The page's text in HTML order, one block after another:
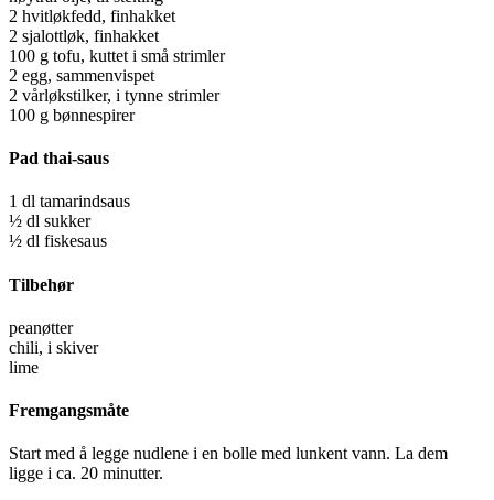
2 hvitløkfedd, finhakket
2 sjalottløk, finhakket
100 g tofu, kuttet i små strimler
2 egg, sammenvispet
2 vårløkstilker, i tynne strimler
100 g bønnespirer
Pad thai-saus
1 dl tamarindsaus
½ dl sukker
½ dl fiskesaus
Tilbehør
peanøtter
chili, i skiver
lime
Fremgangsmåte
Start med å legge nudlene i en bolle med lunkent vann. La dem
ligge i ca. 20 minutter.